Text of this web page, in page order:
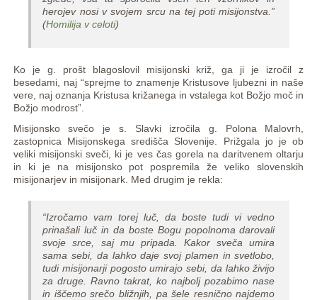
herojev nosi v svojem srcu na tej poti misijonstva.”
(Homilija v celoti)
Ko je g. prošt blagoslovil misijonski križ, ga ji je izročil z
besedami, naj “sprejme to znamenje Kristusove ljubezni in naše
vere, naj oznanja Kristusa križanega in vstalega kot Božjo moč in
Božjo modrost”.
Misijonsko svečo je s. Slavki izročila g. Polona Malovrh,
zastopnica Misijonskega središča Slovenije. Prižgala jo je ob
veliki misijonski sveči, ki je ves čas gorela na daritvenem oltarju
in ki je na misijonsko pot pospremila že veliko slovenskih
misijonarjev in misijonark. Med drugim je rekla:
“Izročamo vam torej luč, da boste tudi vi vedno
prinašali luč in da boste Bogu popolnoma darovali
svoje srce, saj mu pripada. Kakor sveča umira
sama sebi, da lahko daje svoj plamen in svetlobo,
tudi misijonarji pogosto umirajo sebi, da lahko živijo
za druge. Ravno takrat, ko najbolj pozabimo nase
in iščemo srečo bližnjih, pa šele resnično najdemo